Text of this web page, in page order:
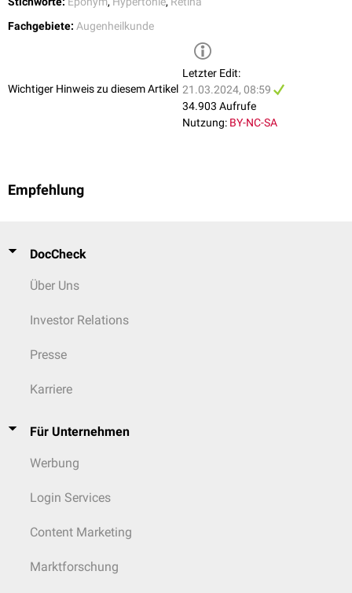
Fachgebiete: Augenheilkunde
Wichtiger Hinweis zu diesem Artikel
Letzter Edit:
21.03.2024, 08:59
34.903 Aufrufe
Nutzung: BY-NC-SA
Empfehlung
DocCheck
Über Uns
Investor Relations
Presse
Karriere
Für Unternehmen
Werbung
Login Services
Content Marketing
Marktforschung